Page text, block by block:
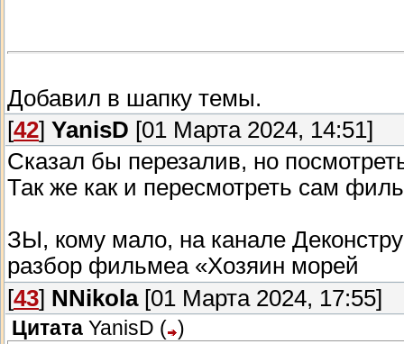
Добавил в шапку темы.
[42] YanisD [01 Марта 2024, 14:51]
Сказал бы перезалив, но
Так же как и пересмотреть сам
ЗЫ, кому мало, на канале
разбор фильмеа «Хозяин морей
[43] NNikola[01 Марта 2024, 17:55]
Цитата YanisD ( )